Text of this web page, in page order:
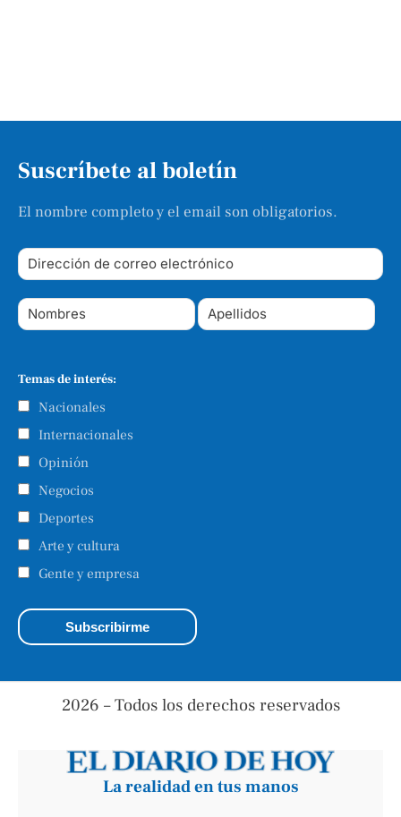
Suscríbete al boletín
El nombre completo y el email son obligatorios.
Temas de interés:
Nacionales
Internacionales
Opinión
Negocios
Deportes
Arte y cultura
Gente y empresa
2026 – Todos los derechos reservados
La realidad en tus manos